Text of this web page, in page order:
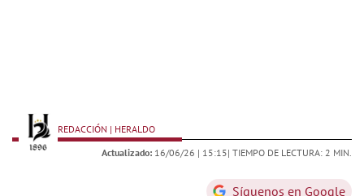
REDACCIÓN | HERALDO
Actualizado: 16/06/26 | 15:15| TIEMPO DE LECTURA: 2 MIN.
Síguenos en Google